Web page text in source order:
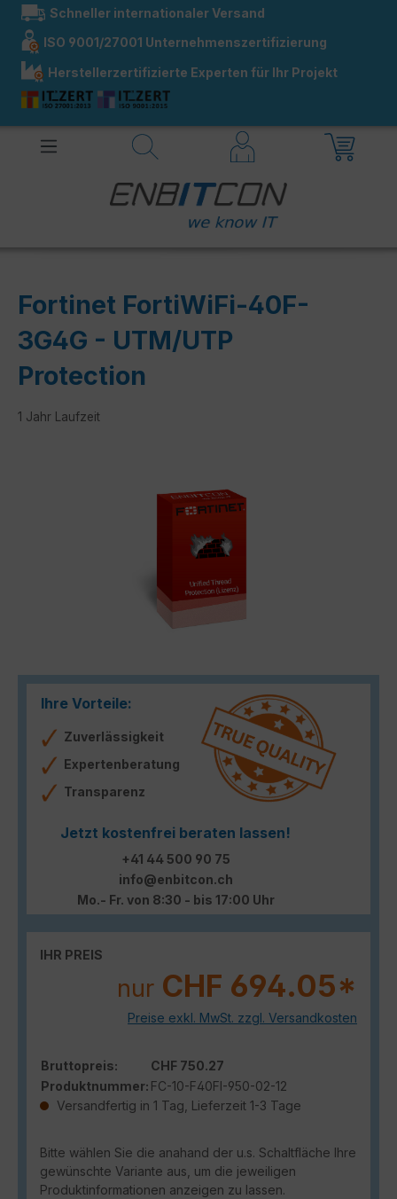
springen
Schneller internationaler Versand
ISO 9001/27001 Unternehmenszertifizierung
Herstellerzertifizierte Experten für Ihr Projekt
Fortinet FortiWiFi-40F-
3G4G - UTM/UTP
Protection
1 Jahr Laufzeit
Ihre Vorteile:
Zuverlässigkeit
Expertenberatung
Transparenz
Jetzt kostenfrei beraten lassen!
+41 44 500 90 75
info@enbitcon.ch
Mo.- Fr. von 8:30 - bis 17:00 Uhr
IHR PREIS
nur CHF 694.05*
Preise exkl. MwSt. zzgl. Versandkosten
Bruttopreis:
CHF 750.27
Produktnummer: FC-10-F40FI-950-02-12
Versandfertig in 1 Tag, Lieferzeit 1-3 Tage
Bitte wählen Sie die anahand der u.s. Schaltfläche Ihre
gewünschte Variante aus, um die jeweiligen
Produktinformationen anzeigen zu lassen.